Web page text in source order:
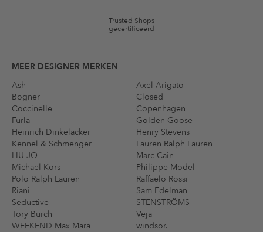
Trusted Shops
gecertificeerd
MEER DESIGNER MERKEN
Ash
Axel Arigato
Bogner
Closed
Coccinelle
Copenhagen
Furla
Golden Goose
Heinrich Dinkelacker
Henry Stevens
Kennel & Schmenger
Lauren Ralph Lauren
LIU JO
Marc Cain
Michael Kors
Philippe Model
Polo Ralph Lauren
Raffaelo Rossi
Riani
Sam Edelman
Seductive
STENSTRÖMS
Tory Burch
Veja
WEEKEND Max Mara
windsor.